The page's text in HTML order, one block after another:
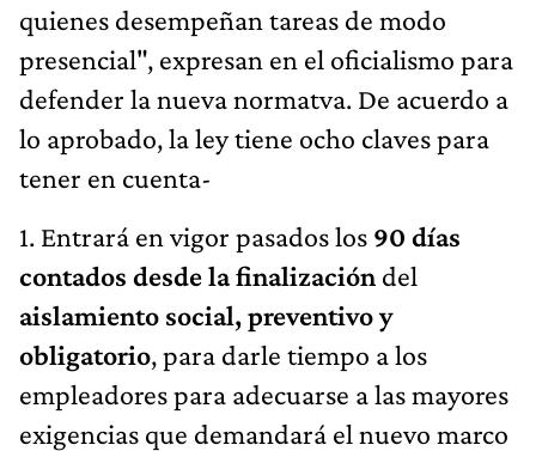
quienes desempeñan tareas de modo
presencial", expresan en el oficialismo para
defender la nueva normatva. De acuerdo a
lo aprobado, la ley tiene ocho claves para
tener en cuenta-
1. Entrará en vigor pasados los 90 días
contados desde la finalización del
aislamiento social, preventivo y
obligatorio, para darle tiempo a los
empleadores para adecuarse a las mayores
exigencias que demandará el nuevo marco